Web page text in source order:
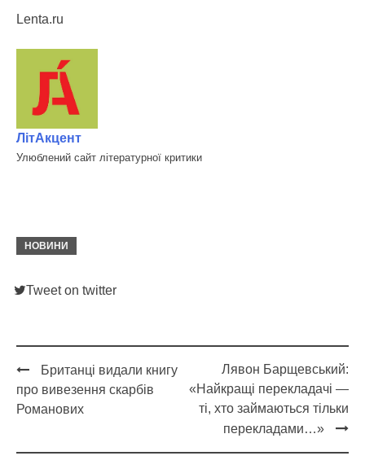
Lenta.ru
ЛітАкцент
Улюблений сайт літературної критики
НОВИНИ
Tweet on twitter
Post
navigation
Британці видали книгу
про вивезення скарбів
Романових
Лявон Барщевський:
«Найкращі перекладачі —
ті, хто займаються тільки
перекладами…»